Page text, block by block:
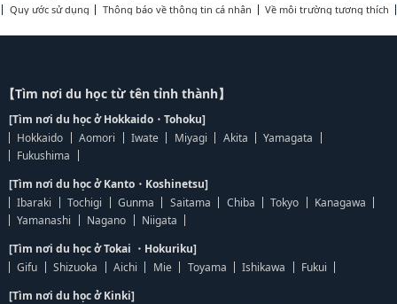
Quy ước sử dụng
Thông báo về thông tin cá nhân Về môi trường tương thích
【Tìm nơi du học từ tên tỉnh thành】
[Tìm nơi du học ở Hokkaido・Tohoku]
Hokkaido
Aomori Iwate Miyagi Akita
Yamagata
Fukushima
[Tìm nơi du học ở Kanto・Koshinetsu]
Ibaraki
Tochigi Gunma Saitama Chiba Tokyo
Kanagawa
Yamanashi
Nagano
Niigata
[Tìm nơi du học ở Tokai ・Hokuriku]
Gifu
Shizuoka Aichi Mie Toyama Ishikawa
Fukui
[Tìm nơi du học ở Kinki]